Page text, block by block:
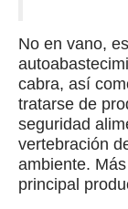
No en vano,
cabra, así
tratarse de
seguridad
vertebración
ambiente.
principal